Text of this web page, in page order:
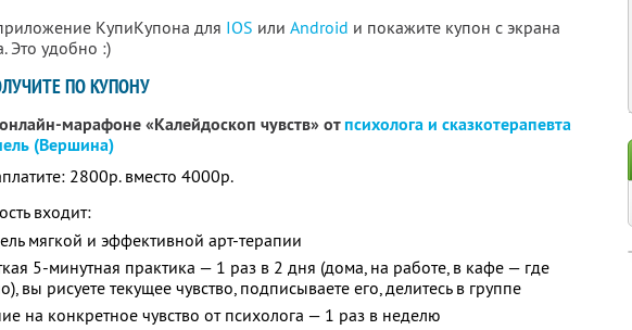
КупиКупона для IOS или Android и покажите купон с экрана
Это удобно :)
ПО КУПОНУ
марафоне «Калейдоскоп чувств» отпсихолога и сказкотерапевта
(Вершина)
2800р. вместо 4000р.
входит:
мягкой и эффективной арт-терапии
5-минутная практика — 1 раз в 2 дня (дома, на работе, в кафе — где
вы рисуете текущее чувство, подписываете его, делитесь в группе
на конкретное чувство от психолога — 1 раз в неделю